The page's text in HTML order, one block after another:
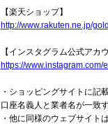
【楽天ショップ】
http://www.rakuten.ne.jp/
【インスタグラム公式アカウ
https://www.instagram.com/
・ショッピングサイトに記
口座名義人と業者名が一致
・他に同様のウェブサイト